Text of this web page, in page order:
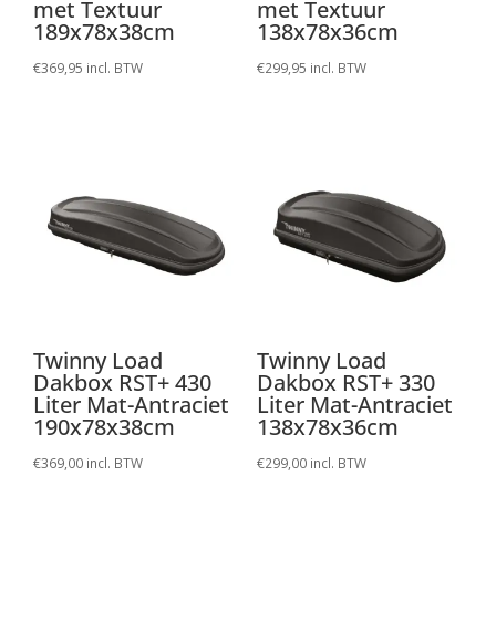
met Textuur
189x78x38cm
€369,95 incl. BTW
met Textuur
138x78x36cm
€299,95 incl. BTW
Twinny Load
Dakbox RST+ 430
Liter Mat-Antraciet
190x78x38cm
€369,00 incl. BTW
Twinny Load
Dakbox RST+ 330
Liter Mat-Antraciet
138x78x36cm
€299,00 incl. BTW